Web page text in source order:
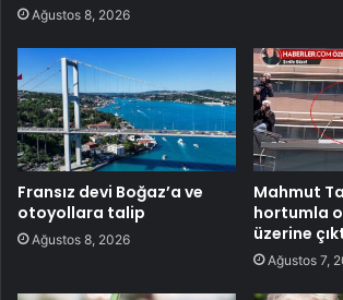
Ağustos 8, 2026
Fransız devi Boğaz’a ve
otoyollara talip
Ağustos 8, 2026
Mahmut
hortumla
üzerine
Ağustos 7,